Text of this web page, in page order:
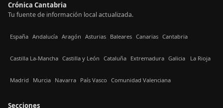
Crónica Cantabria
Tu fuente de información local actualizada.
España Andalucía Aragón Asturias Baleares Canarias Cantabria
Castilla La-Mancha Castilla y León Cataluña Extremadura Galicia La Rioja
Madrid Murcia Navarra País Vasco Comunidad Valenciana
Secciones